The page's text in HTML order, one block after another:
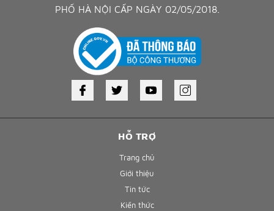
HỖ TRỢ
Trang chủ
Giới thiệu
Tin tức
Kiến thức
PHỐ HÀ NỘI CẤP NGÀY 02/05/2018.